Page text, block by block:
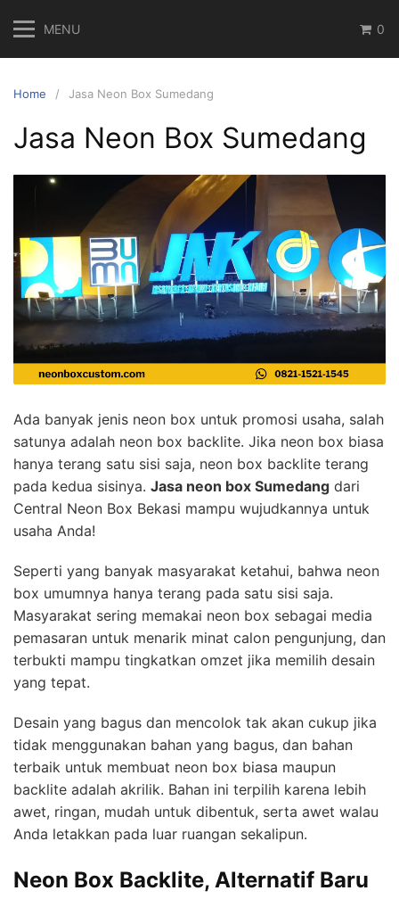
content
MENU 0
Home Jasa Neon Box Sumedang
Jasa Neon Box Sumedang
Ada banyak jenis neon box untuk promosi usaha, salah
satunya adalah neon box backlite. Jika neon box biasa
hanya terang satu sisi saja, neon box backlite terang
pada kedua sisinya. Jasa neon box Sumedang dari
Central Neon Box Bekasi mampu wujudkannya untuk
usaha Anda!
Seperti yang banyak masyarakat ketahui, bahwa neon
box umumnya hanya terang pada satu sisi saja.
Masyarakat sering memakai neon box sebagai media
pemasaran untuk menarik minat calon pengunjung, dan
terbukti mampu tingkatkan omzet jika memilih desain
yang tepat.
Desain yang bagus dan mencolok tak akan cukup jika
tidak menggunakan bahan yang bagus, dan bahan
terbaik untuk membuat neon box biasa maupun
backlite adalah akrilik. Bahan ini terpilih karena lebih
awet, ringan, mudah untuk dibentuk, serta awet walau
Anda letakkan pada luar ruangan sekalipun.
Neon Box Backlite, Alternatif Baru